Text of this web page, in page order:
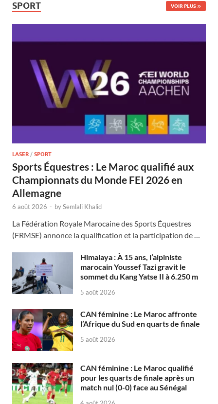
SPORT VOIR PLUS
LASER / SPORT
Sports Équestres : Le Maroc qualifié aux
Championnats du Monde FEI 2026 en
Allemagne
6 août 2026 - bySemlali Khalid
La Fédération Royale Marocaine des Sports Équestres
(FRMSE) annonce la qualification et la participation de …
Himalaya : À 15 ans, l’alpiniste
marocain Youssef Tazi gravit le
sommet du Kang Yatse II à 6.250 m
5 août 2026
CAN féminine : Le Maroc affronte
l’Afrique du Sud en quarts de finale
5 août 2026
CAN féminine : Le Maroc qualifié
pour les quarts de finale après un
match nul (0-0) face au Sénégal